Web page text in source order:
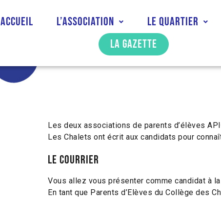
Accueil L’association Le quartier
La gazette
Les deux associations de parents d’élèves
Les Chalets ont écrit aux candidats pour
Le courrier
Vous allez vous présenter comme candidat à
En tant que Parents d’Elèves du Collège des